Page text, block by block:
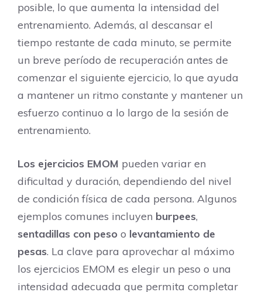
posible, lo que aumenta la intensidad del
entrenamiento. Además, al descansar el
tiempo restante de cada minuto, se permite
un breve período de recuperación antes de
comenzar el siguiente ejercicio, lo que ayuda
a mantener un ritmo constante y mantener un
esfuerzo continuo a lo largo de la sesión de
entrenamiento.
Los ejercicios EMOM pueden variar en
dificultad y duración, dependiendo del nivel
de condición física de cada persona. Algunos
ejemplos comunes incluyen burpees,
sentadillas con peso o levantamiento de
pesas. La clave para aprovechar al máximo
los ejercicios EMOM es elegir un peso o una
intensidad adecuada que permita completar